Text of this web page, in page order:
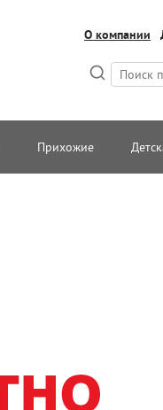
О компании
Прихожие